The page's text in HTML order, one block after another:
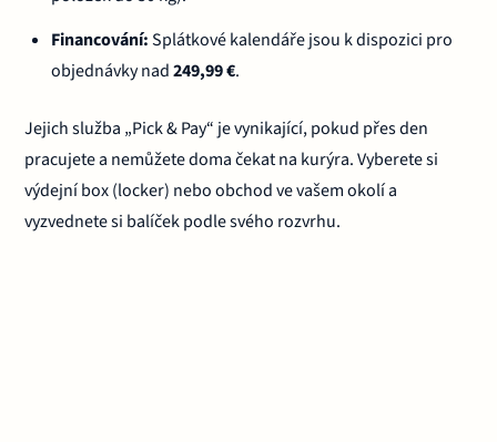
Financování:Splátkové kalendáře jsou k dispozici pro
objednávky nad249,99 €.
Jejich služba „Pick & Pay“ je vynikající, pokud přes den
pracujete a nemůžete doma čekat na kurýra. Vyberete si
výdejní box (locker) nebo obchod ve vašem okolí a
vyzvednete si balíček podle svého rozvrhu.